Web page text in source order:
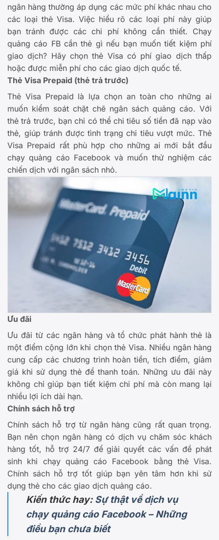
ngân hàng thường áp dụng các mức phí khác nhau cho
các loại thẻ Visa. Việc hiểu rõ các loại phí này giúp
bạn tránh được các chi phí không cần thiết. Chạy
quảng cáo FB cần thẻ gì nếu bạn muốn tiết kiệm phí
giao dịch? Hãy chọn thẻ Visa có phí giao dịch thấp
hoặc được miễn phí cho các giao dịch quốc tế.
Thẻ Visa Prepaid (thẻ trả trước)
Thẻ Visa Prepaid là lựa chọn an toàn cho những ai
muốn kiểm soát chặt chẽ ngân sách quảng cáo. Với
thẻ trả trước, bạn chỉ có thể chi tiêu số tiền đã nạp vào
thẻ, giúp tránh được tình trạng chi tiêu vượt mức. Thẻ
Visa Prepaid rất phù hợp cho những ai mới bắt đầu
chạy quảng cáo Facebook và muốn thử nghiệm các
chiến dịch với ngân sách nhỏ.
Ưu đãi
Ưu đãi từ các ngân hàng và tổ chức phát hành thẻ là
một điểm cộng lớn khi chọn thẻ Visa. Nhiều ngân hàng
cung cấp các chương trình hoàn tiền, tích điểm, giảm
giá khi sử dụng thẻ để thanh toán. Những ưu đãi này
không chỉ giúp bạn tiết kiệm chi phí mà còn mang lại
nhiều lợi ích dài hạn.
Chính sách hỗ trợ
Chính sách hỗ trợ từ ngân hàng cũng rất quan trọng.
Bạn nên chọn ngân hàng có dịch vụ chăm sóc khách
hàng tốt, hỗ trợ 24/7 để giải quyết các vấn đề phát
sinh khi chạy quảng cáo Facebook bằng thẻ Visa.
Chính sách hỗ trợ tốt giúp bạn yên tâm hơn khi sử
dụng thẻ cho các giao dịch quảng cáo.
Kiến thức hay: Sự thật về dịch vụ
chạy quảng cáo Facebook – Những
điều bạn chưa biết